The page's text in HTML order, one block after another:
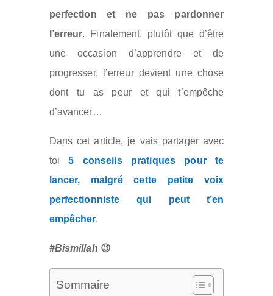
perfection et ne pas pardonner
l’erreur. Finalement, plutôt que d’être
une occasion d’apprendre et de
progresser, l’erreur devient une chose
dont tu as peur et qui t’empêche
d’avancer…
Dans cet article, je vais partager avec
toi5 conseils pratiques pour te
lancer, malgré cette petite voix
perfectionniste qui peut t’en
empêcher.
#Bismillah 😉
Sommaire